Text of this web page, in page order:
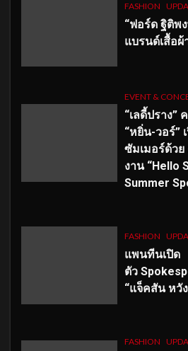
FASHION
“ฟอร์ด ฐิติพ
แบรนด์เสื้อผ้
EVENT &
“เลดี้ปราง”
“หยิ่น-วอร์”
ซัมเมอร์ด้ว
งาน “Hello
Summer
FASHION
แพนทีนเปิด
ตัว
“แจ็คสัน หวั
FASHION